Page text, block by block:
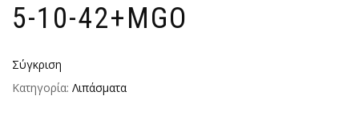
5-10-42+MGO
Σύγκριση
Κατηγορία: Λιπάσματα